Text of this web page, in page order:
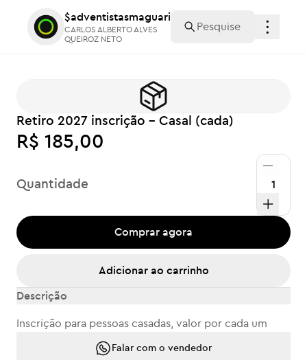
$adventistasmaguari
CARLOS ALBERTO ALVES
QUEIROZ NETO
$adventistasmaguari
CARLOS ALBERTO ALVES
QUEIROZ NETO
Retiro 2027 inscrição - Casal (cada)
R$ 185,00
Quantidade
Comprar agora
Adicionar ao carrinho
Descrição
Inscrição para pessoas casadas, valor por cada um
Falar com o vendedor